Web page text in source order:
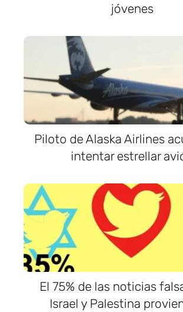
jóvenes
Piloto de Alaska Airlines
intentar estrellar
El 75% de las noticias
Israel y Palestina